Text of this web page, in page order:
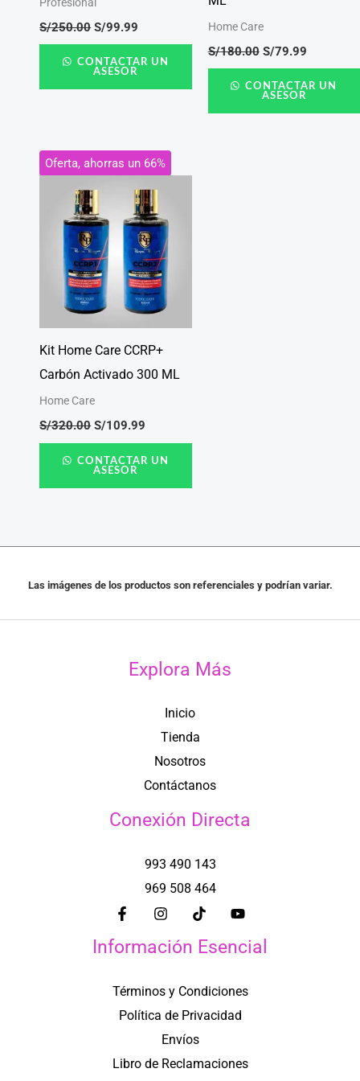
S/250.00 S/99.99
CONTACTAR UN
ASESOR
Home Care
S/180.00 S/79.99
CONTACTAR UN
ASESOR
Oferta, ahorras un 66%
Kit Home Care CCRP+
Carbón Activado 300 ML
Home Care
S/320.00
El
precio
original
S/320.00.
S/109.99
El
precio
actual
es:
S/109.99.
CONTACTAR UN
ASESOR
Las imágenes de los productos son referenciales y podrían variar.
Explora Más
Inicio
Tienda
Nosotros
Contáctanos
Conexión Directa
993 490 143
969 508 464
Información Esencial
Términos y Condiciones
Política de Privacidad
Envíos
Libro de Reclamaciones